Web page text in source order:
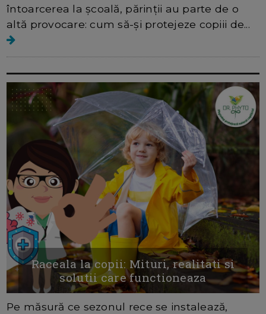
întoarcerea la școală, părinții au parte de o
altă provocare: cum să-și protejeze copiii de...
Raceala la copii: Mituri, realitati si
solutii care functioneaza
Pe măsură ce sezonul rece se instalează,